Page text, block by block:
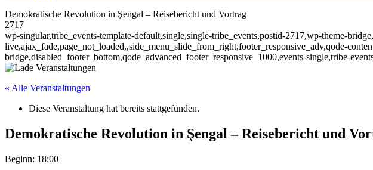
Demokratische Revolution in Şengal – Reisebericht und Vortrag
2717
wp-singular,tribe_events-template-default,single,single-tribe_events,postid-2717,wp-theme-
live,ajax_fade,page_not_loaded,,side_menu_slide_from_right,footer_responsive_adv,qode-
bridge,disabled_footer_bottom,qode_advanced_footer_responsive_1000,events-single,tribe-
« Alle Veranstaltungen
Diese Veranstaltung hat bereits stattgefunden.
Demokratische Revolution in Şengal – Reisebericht und
Beginn: 18:00